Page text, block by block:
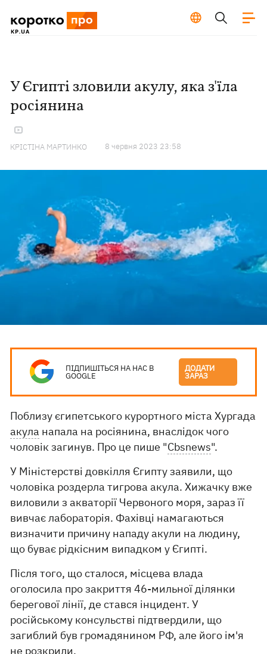
У Єгипті зловили акулу, яка з'їла
росіянина
КРІСТІНА МАРТИНКО 8 червня 2023 23:58
ПІДПИШІТЬСЯ НА НАС В
GOOGLE
ДОДАТИ
ЗАРАЗ
Поблизу єгипетського курортного міста Хургада
акула напала на росіянина, внаслідок чого
чоловік загинув. Про це пише "Сbsnews".
У Міністерстві довкілля Єгипту заявили, що
чоловіка роздерла тигрова акула. Хижачку вже
виловили з акваторії Червоного моря, зараз її
вивчає лабораторія. Фахівці намагаються
визначити причину нападу акули на людину,
що буває рідкісним випадком у Єгипті.
Після того, що сталося, місцева влада
оголосила про закриття 46-мильної ділянки
берегової лінії, де стався інцидент. У
російському консульстві підтвердили, що
загиблий був громадянином РФ, але його ім'я
не розкрили.